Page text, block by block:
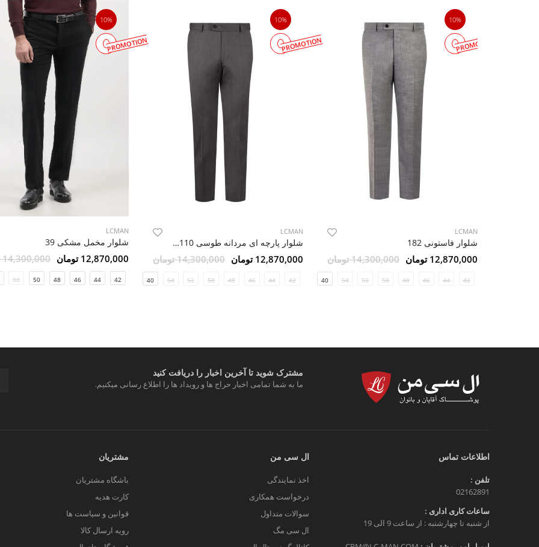
10%
PROMOTION
LCMAN
شلوار فاستونی 182
12,870,000 تومان 14,300,000 تومان
42
44
46
48
50
52
54
40
10%
PROMOTION
LCMAN
شلوار پارچه ای مردانه طوسی LCMAN 110
12,870,000 تومان 14,300,000 تومان
42
44
46
48
50
52
54
40
34/36
10%
PROMOTION
LCMAN
شلوار مخمل مشکی 39
12,870,000 تومان 14,300,000 تومان
42
44
46
48
50
52
مشترک شوید تا آخرین اخبار را دریافت کنید
ما به شما تمامی اخبار حراج ها و رویداد ها را اطلاع رسانی میکنیم.
اطلاعات تماس
تلفن :
02162891
ساعات کاری اداری :
از شنبه تا چهارشنبه : از ساعت 9 الی 19
ال سی من
اخذ نمایندگی
درخواست همکاری
سوالات متداول
ال سی مگ
مشتریان
باشگاه مشتریان
کارت هدیه
قوانین و سیاست ها
رویه ارسال کالا